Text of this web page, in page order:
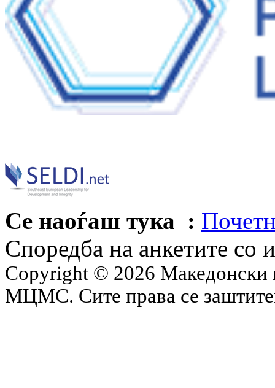
Се наоѓаш тука :
Споредба на анкетите со
Copyright © 2026 Македонски
МЦМС. Сите права се